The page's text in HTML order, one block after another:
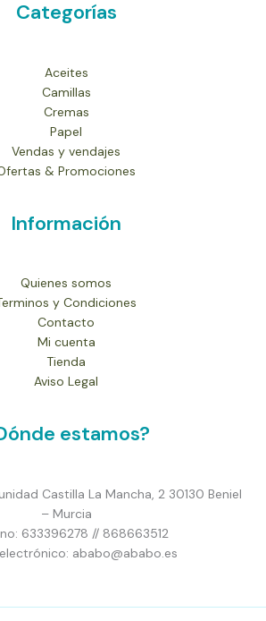
Categorías
Aceites
Camillas
Cremas
Papel
Vendas y vendajes
& Promociones
Información
Quienes somos
y Condiciones
Contacto
Mi cuenta
Tienda
Aviso Legal
estamos?
Castilla La Mancha, 2 30130 Beniel
– Murcia
633396278 // 868663512
ababo@ababo.es